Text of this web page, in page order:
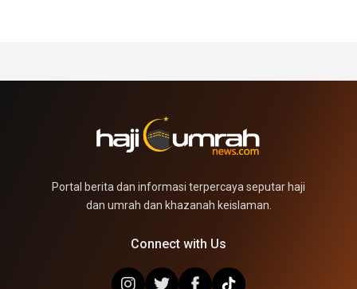
Portal berita dan informasi terpercaya seputar haji
dan umrah dan khazanah keislaman.
Connect with Us